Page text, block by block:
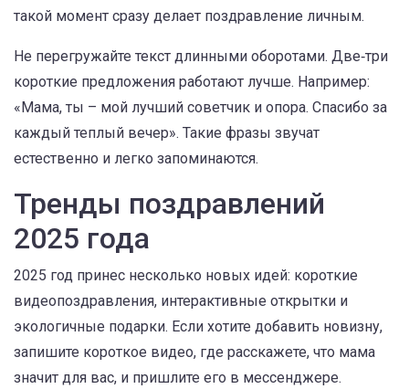
такой момент сразу делает поздравление личным.
Не перегружайте текст длинными оборотами. Две‑три
короткие предложения работают лучше. Например:
«Мама, ты – мой лучший советчик и опора. Спасибо за
каждый теплый вечер». Такие фразы звучат
естественно и легко запоминаются.
Тренды поздравлений
2025 года
2025 год принес несколько новых идей: короткие
видеопоздравления, интерактивные открытки и
экологичные подарки. Если хотите добавить новизну,
запишите короткое видео, где расскажете, что мама
значит для вас, и пришлите его в мессенджере.